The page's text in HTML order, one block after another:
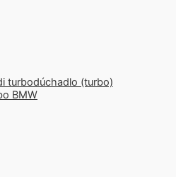
turbodúchadlo (turbo)
BMW